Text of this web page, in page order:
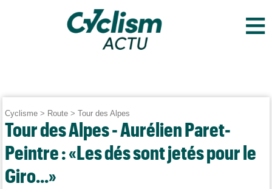
≡
Cyclisme > Route >Tour des Alpes
Tour des Alpes - Aurélien Paret-
Peintre : «Les dés sont jetés pour le
Giro...»